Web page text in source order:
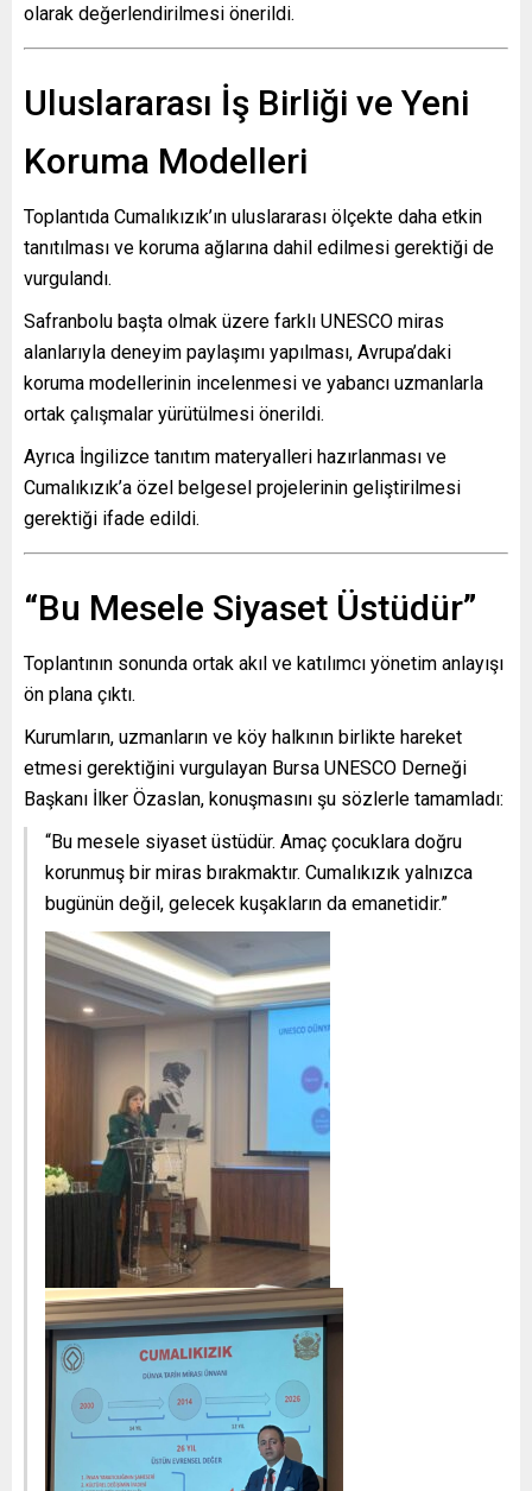
olarak değerlendirilmesi önerildi.
Uluslararası İş Birliği ve Yeni
Koruma Modelleri
Toplantıda Cumalıkızık’ın uluslararası ölçekte daha etkin
tanıtılması ve koruma ağlarına dahil edilmesi gerektiği de
vurgulandı.
Safranbolu başta olmak üzere farklı UNESCO miras
alanlarıyla deneyim paylaşımı yapılması, Avrupa’daki
koruma modellerinin incelenmesi ve yabancı uzmanlarla
ortak çalışmalar yürütülmesi önerildi.
Ayrıca İngilizce tanıtım materyalleri hazırlanması ve
Cumalıkızık’a özel belgesel projelerinin geliştirilmesi
gerektiği ifade edildi.
“Bu Mesele Siyaset Üstüdür”
Toplantının sonunda ortak akıl ve katılımcı yönetim anlayışı
ön plana çıktı.
Kurumların, uzmanların ve köy halkının birlikte hareket
etmesi gerektiğini vurgulayan Bursa UNESCO Derneği
Başkanı İlker Özaslan, konuşmasını şu sözlerle tamamladı:
“Bu mesele siyaset üstüdür. Amaç çocuklara doğru
korunmuş bir miras bırakmaktır. Cumalıkızık yalnızca
bugünün değil, gelecek kuşakların da emanetidir.”